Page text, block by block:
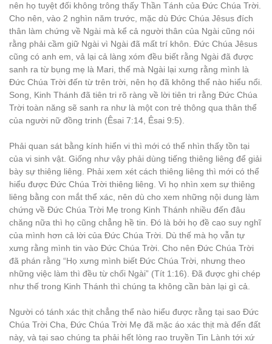
nên họ tuyệt đối không trông thấy Thần Tánh của Đức Chúa Trời.
Cho nên, vào 2 nghìn năm trước, mặc dù Đức Chúa Jêsus đích
thân làm chứng về Ngài mà kể cả người thân của Ngài cũng nói
rằng phải cầm giữ Ngài vì Ngài đã mất trí khôn. Đức Chúa Jêsus
cũng có anh em, vả lại cả làng xóm đều biết rằng Ngài đã được
sanh ra từ bụng mẹ là Mari, thế mà Ngài lại xưng rằng mình là
Đức Chúa Trời đến từ trên trời, nên họ đã không thể nào hiểu nổi.
Song, Kinh Thánh đã tiên tri rõ ràng về lời tiên tri rằng Đức Chúa
Trời toàn năng sẽ sanh ra như là một con trẻ thông qua thân thể
của người nữ đồng trinh (Êsai 7:14, Êsai 9:5).
Phải quan sát bằng kính hiển vi thì mới có thể nhìn thấy tồn tại
của vi sinh vật. Giống như vậy phải dùng tiếng thiêng liêng để giải
bày sự thiêng liêng. Phải xem xét cách thiêng liêng thì mới có thể
hiểu được Đức Chúa Trời thiêng liêng. Vì họ nhìn xem sự thiêng
liêng bằng con mắt thể xác, nên dù cho xem những nội dung làm
chứng về Đức Chúa Trời Mẹ trong Kinh Thánh nhiều đến đâu
chăng nữa thì họ cũng chẳng hề tin. Đó là bởi họ đề cao suy nghĩ
của mình hơn cả lời của Đức Chúa Trời. Dù thế mà họ vẫn tự
xưng rằng mình tin vào Đức Chúa Trời. Cho nên Đức Chúa Trời
đã phán rằng “Họ xưng mình biết Đức Chúa Trời, nhưng theo
những việc làm thì đều từ chối Ngài” (Tít 1:16). Đã được ghi chép
như thế trong Kinh Thánh thì chúng ta không cần bàn lại gì cả.
Người có tánh xác thịt chẳng thể nào hiểu được rằng tại sao Đức
Chúa Trời Cha, Đức Chúa Trời Mẹ đã mặc áo xác thịt mà đến đất
này, và tại sao chúng ta phải hết lòng rao truyền Tin Lành tới xứ